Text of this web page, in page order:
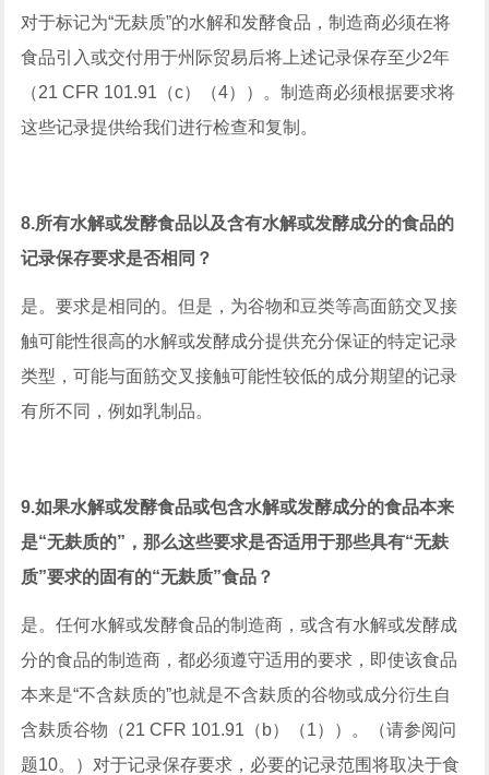
对于标记为“无麸质”的水解和发酵食品，制造商必须在将
食品引入或交付用于州际贸易后将上述记录保存至少2年
（21 CFR 101.91（c）（4））。制造商必须根据要求将
这些记录提供给我们进行检查和复制。
8.所有水解或发酵食品以及含有水解或发酵成分的食品的
记录保存要求是否相同？
是。要求是相同的。但是，为谷物和豆类等高面筋交叉接
触可能性很高的水解或发酵成分提供充分保证的特定记录
类型，可能与面筋交叉接触可能性较低的成分期望的记录
有所不同，例如乳制品。
9.如果水解或发酵食品或包含水解或发酵成分的食品本来
是“无麸质的”，那么这些要求是否适用于那些具有“无麸
质”要求的固有的“无麸质”食品？
是。任何水解或发酵食品的制造商，或含有水解或发酵成
分的食品的制造商，都必须遵守适用的要求，即使该食品
本来是“不含麸质的”也就是不含麸质的谷物或成分衍生自
含麸质谷物（21 CFR 101.91（b）（1））。（请参阅问
题10。）对于记录保存要求，必要的记录范围将取决于食